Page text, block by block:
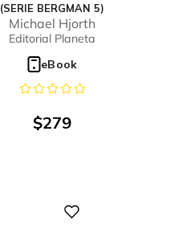
(SERIE BERGMAN 5)
Michael Hjorth
Editorial Planeta
eBook
$279